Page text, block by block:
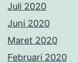
Juli 2020
Juni 2020
Maret 2020
Februari 2020